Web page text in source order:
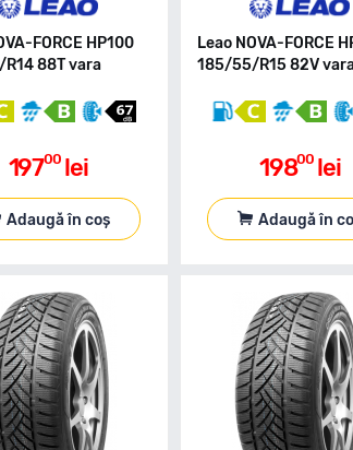
FORCE HP100
88T vara
19700 lei
Adaugă în coș
Leao NOVA-FORCE
185/55/R15 82V
19800 lei
Adaugă în